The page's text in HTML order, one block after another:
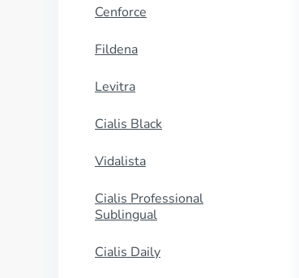
Cenforce
Fildena
Levitra
Cialis Black
Vidalista
Cialis Professional
Sublingual
Cialis Daily